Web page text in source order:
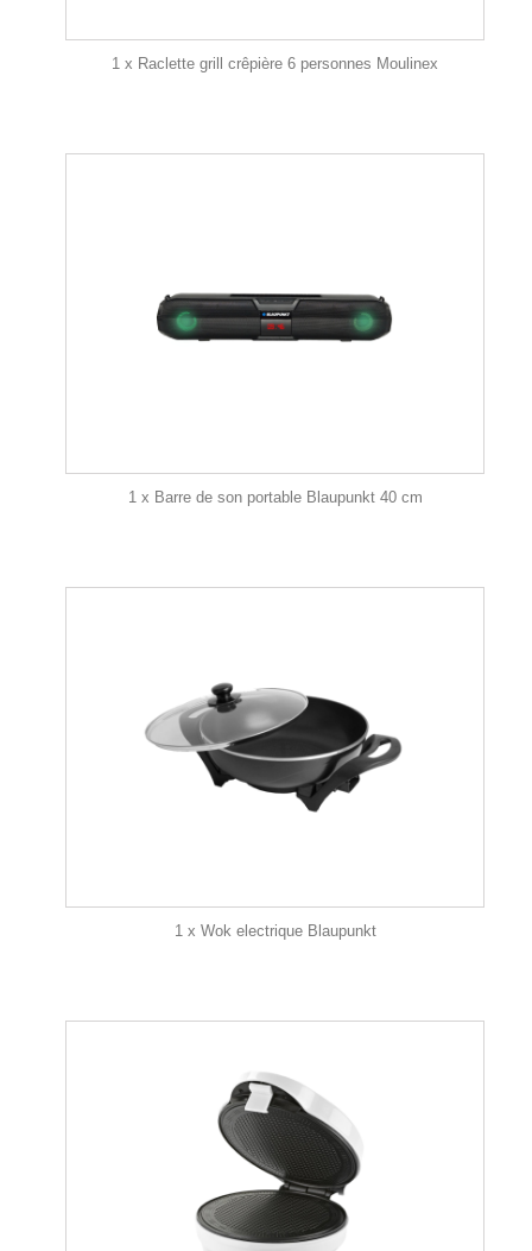
1 x Raclette grill crêpière 6 personnes Moulinex
1 x Barre de son portable Blaupunkt 40 cm
1 x Wok electrique Blaupunkt